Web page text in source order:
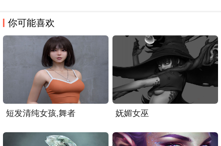
你可能喜欢
短发清纯女孩,舞者 妩媚女巫